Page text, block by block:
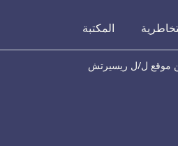
المكتبة
موقع ل/ل ريسيرتش